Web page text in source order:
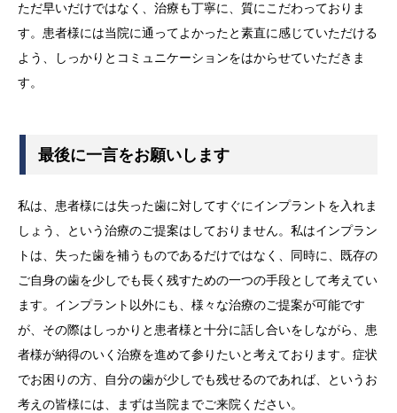
ただ早いだけではなく、治療も丁寧に、質にこだわっておりま
す。患者様には当院に通ってよかったと素直に感じていただける
よう、しっかりとコミュニケーションをはからせていただきま
す。
最後に一言をお願いします
私は、患者様には失った歯に対してすぐにインプラントを入れま
しょう、という治療のご提案はしておりません。私はインプラン
トは、失った歯を補うものであるだけではなく、同時に、既存の
ご自身の歯を少しでも長く残すための一つの手段として考えてい
ます。インプラント以外にも、様々な治療のご提案が可能です
が、その際はしっかりと患者様と十分に話し合いをしながら、患
者様が納得のいく治療を進めて参りたいと考えております。症状
でお困りの方、自分の歯が少しでも残せるのであれば、というお
考えの皆様には、まずは当院までご来院ください。